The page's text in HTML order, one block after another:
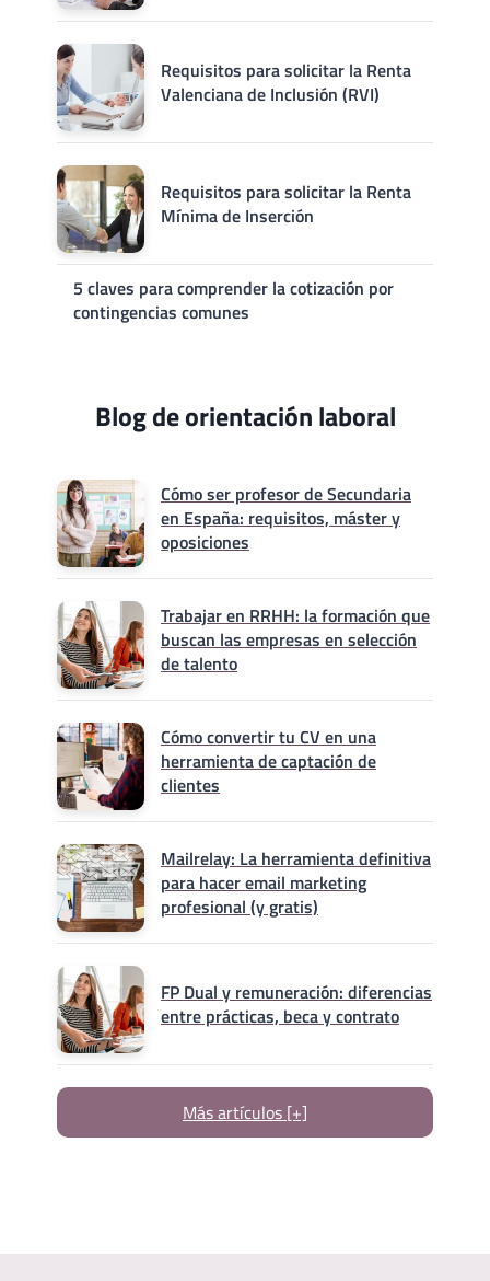
Requisitos para solicitar la Renta
Valenciana de Inclusión (RVI)
Requisitos para solicitar la Renta
Mínima de Inserción
5 claves para comprender la cotización por
contingencias comunes
Blog de orientación laboral
Cómo ser profesor de Secundaria
en España: requisitos, máster y
oposiciones
Trabajar en RRHH: la formación que
buscan las empresas en selección
de talento
Cómo convertir tu CV en una
herramienta de captación de
clientes
Mailrelay: La herramienta definitiva
para hacer email marketing
profesional (y gratis)
FP Dual y remuneración: diferencias
entre prácticas, beca y contrato
Más artículos [+]